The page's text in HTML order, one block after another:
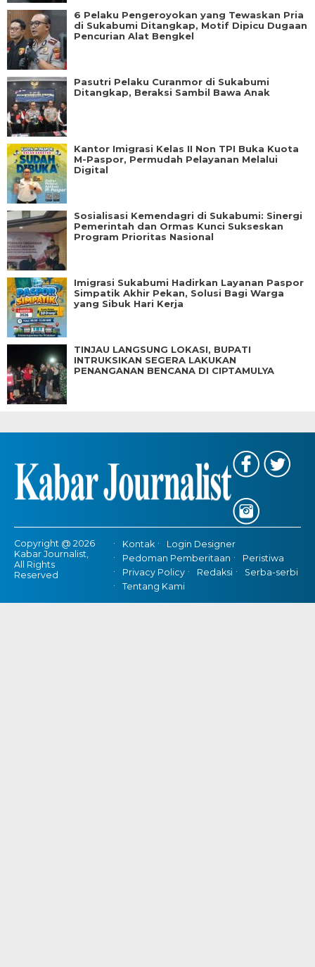
6 Pelaku Pengeroyokan yang Tewaskan Pria
di Sukabumi Ditangkap, Motif Dipicu Dugaan
Pencurian Alat Bengkel
Pasutri Pelaku Curanmor di Sukabumi
Ditangkap, Beraksi Sambil Bawa Anak
Kantor Imigrasi Kelas II Non TPI Buka Kuota
M-Paspor, Permudah Pelayanan Melalui
Digital
Sosialisasi Kemendagri di Sukabumi: Sinergi
Pemerintah dan Ormas Kunci Sukseskan
Program Prioritas Nasional
Imigrasi Sukabumi Hadirkan Layanan Paspor
Simpatik Akhir Pekan, Solusi Bagi Warga
yang Sibuk Hari Kerja
TINJAU LANGSUNG LOKASI, BUPATI
INTRUKSIKAN SEGERA LAKUKAN
PENANGANAN BENCANA DI CIPTAMULYA
Copyright @ 2026
Kabar Journalist,
All Rights
Reserved
Kontak
Login Designer
Pedoman Pemberitaan
Peristiwa
Privacy Policy
Redaksi
Serba-serbi
Tentang Kami